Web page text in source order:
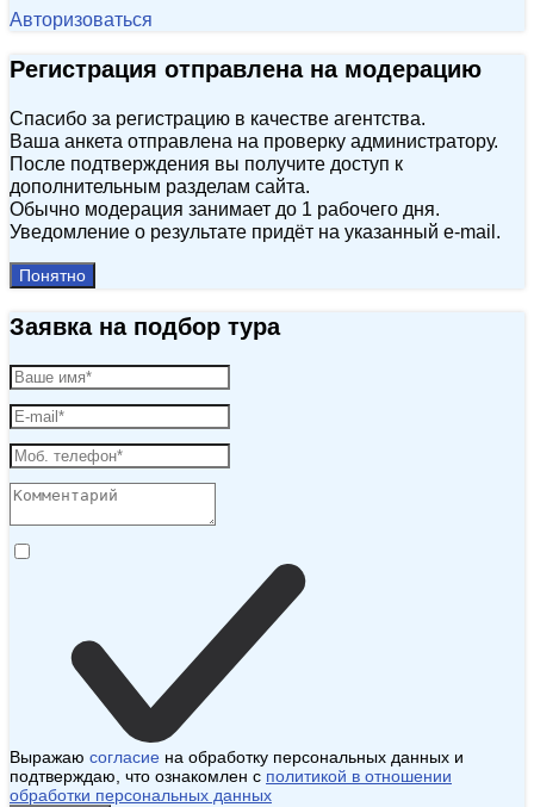
Авторизоваться
Регистрация отправлена на модерацию
Спасибо за регистрацию в качестве агентства.
Ваша анкета отправлена на проверку администратору.
После подтверждения вы получите доступ к
дополнительным разделам сайта.
Обычно модерация занимает до 1 рабочего дня.
Уведомление о результате придёт на указанный e‑mail.
Понятно
Заявка на подбор тура
Выражаю согласие на обработку персональных данных и
подтверждаю, что ознакомлен с политикой в отношении
обработки персональных данных